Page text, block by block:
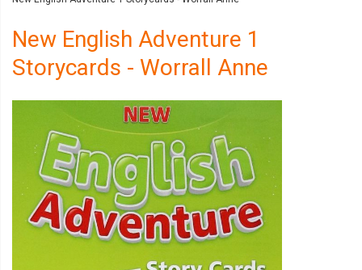
New English Adventure 1
Storycards - Worrall Anne